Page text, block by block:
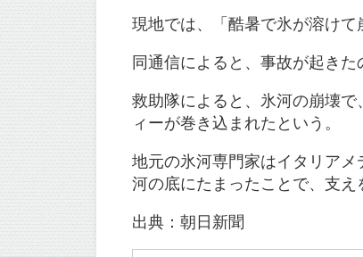
現地では、「酷暑で氷が溶けて
同通信によると、事故が起きた
救助隊によると、氷河の崩壊
ィーが巻き込まれたという。
地元の氷河専門家はイタリア
河の底にたまったことで、支え
出典：朝日新聞